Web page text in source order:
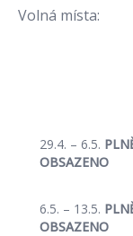
Volná místa:
29.4. – 6.5.
OBSAZENO
6.5. – 13.5.
OBSAZENO